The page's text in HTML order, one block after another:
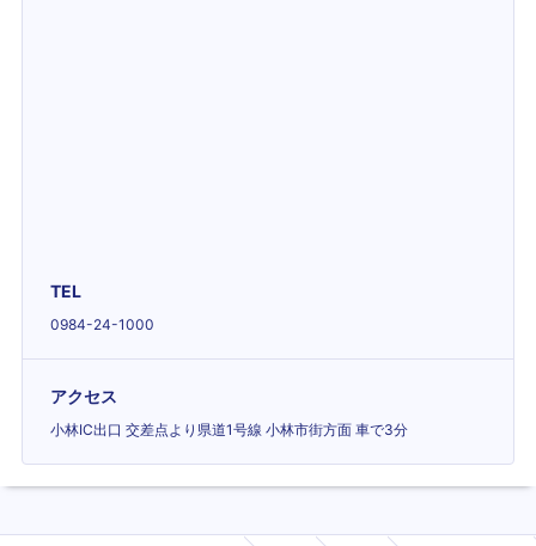
TEL
0984-24-1000
アクセス
小林IC出口 交差点より県道1号線 小林市街方面 車で3分